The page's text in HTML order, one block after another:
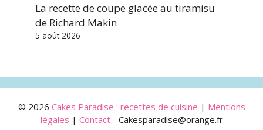
La recette de coupe glacée au tiramisu
de Richard Makin
5 août 2026
© 2026 Cakes Paradise : recettes de cuisine | Mentions
légales | Contact- Cakesparadise@orange.fr